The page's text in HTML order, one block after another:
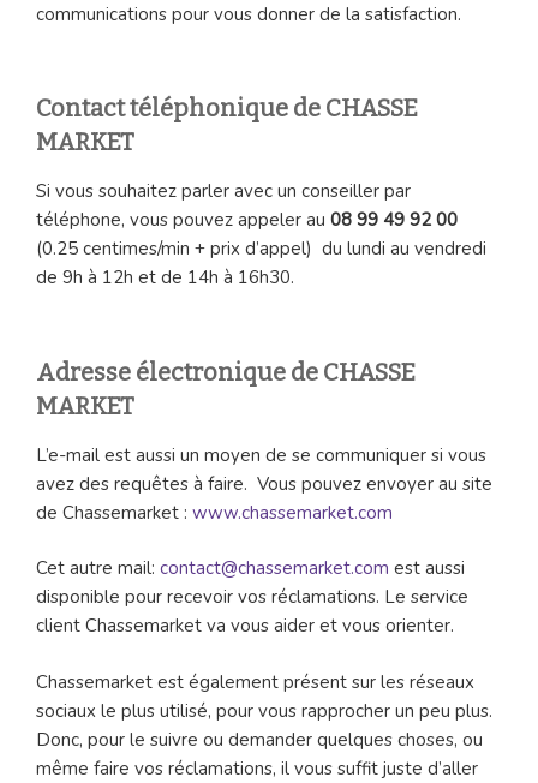
communications pour vous donner de la satisfaction.
Contact téléphonique de CHASSE
MARKET
Si vous souhaitez parler avec un conseiller par
téléphone, vous pouvez appeler au 08 99 49 92 00
(0.25 centimes/min + prix d’appel) du lundi au vendredi
de 9h à 12h et de 14h à 16h30.
Adresse électronique de CHASSE
MARKET
L’e-mail est aussi un moyen de se communiquer si vous
avez des requêtes à faire. Vous pouvez envoyer au site
de Chassemarket : www.chassemarket.com
Cet autre mail: contact@chassemarket.com est aussi
disponible pour recevoir vos réclamations. Le service
client Chassemarket va vous aider et vous orienter.
Chassemarket est également présent sur les réseaux
sociaux le plus utilisé, pour vous rapprocher un peu plus.
Donc, pour le suivre ou demander quelques choses, ou
même faire vos réclamations, il vous suffit juste d’aller